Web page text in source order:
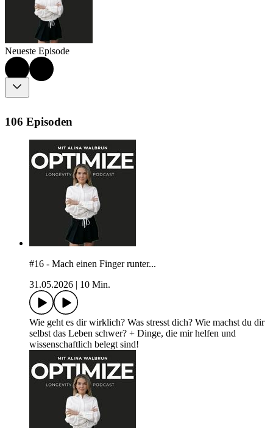
Neueste Episode
106 Episoden
#16 - Mach einen Finger runter...
31.05.2026
10 Min.
Wie geht es dir wirklich? Was stresst dich? Wie machst du dir
selbst das Leben schwer? + Dinge, die mir helfen und
wissenschaftlich belegt sind!